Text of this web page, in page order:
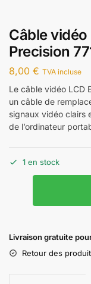
Câble vidéo
Precision
8,00 € TVA incluse
Le câble vidéo LCD
un câble de
signaux vidéo clairs
de l’ordinateur
1 en stock
Livraison gratuite
Retour des